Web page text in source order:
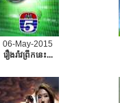
06-May-2015
រឿងរ៉ាវព្រឹកនេះ...